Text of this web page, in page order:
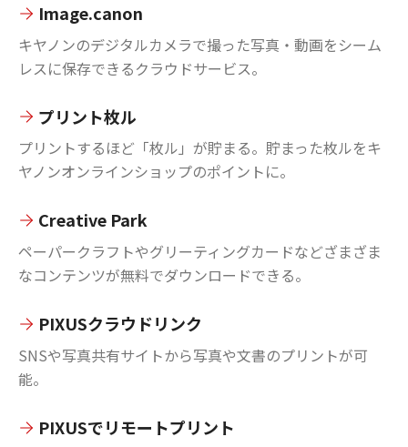
Image.canon
キヤノンのデジタルカメラで撮った写真・動画をシーム
レスに保存できるクラウドサービス。
プリント枚ル
プリントするほど「枚ル」が貯まる。貯まった枚ルをキ
ヤノンオンラインショップのポイントに。
Creative Park
ペーパークラフトやグリーティングカードなどざまざま
なコンテンツが無料でダウンロードできる。
PIXUSクラウドリンク
SNSや写真共有サイトから写真や文書のプリントが可
能。
PIXUSでリモートプリント